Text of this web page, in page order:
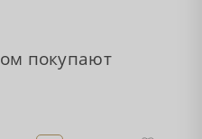
покупают